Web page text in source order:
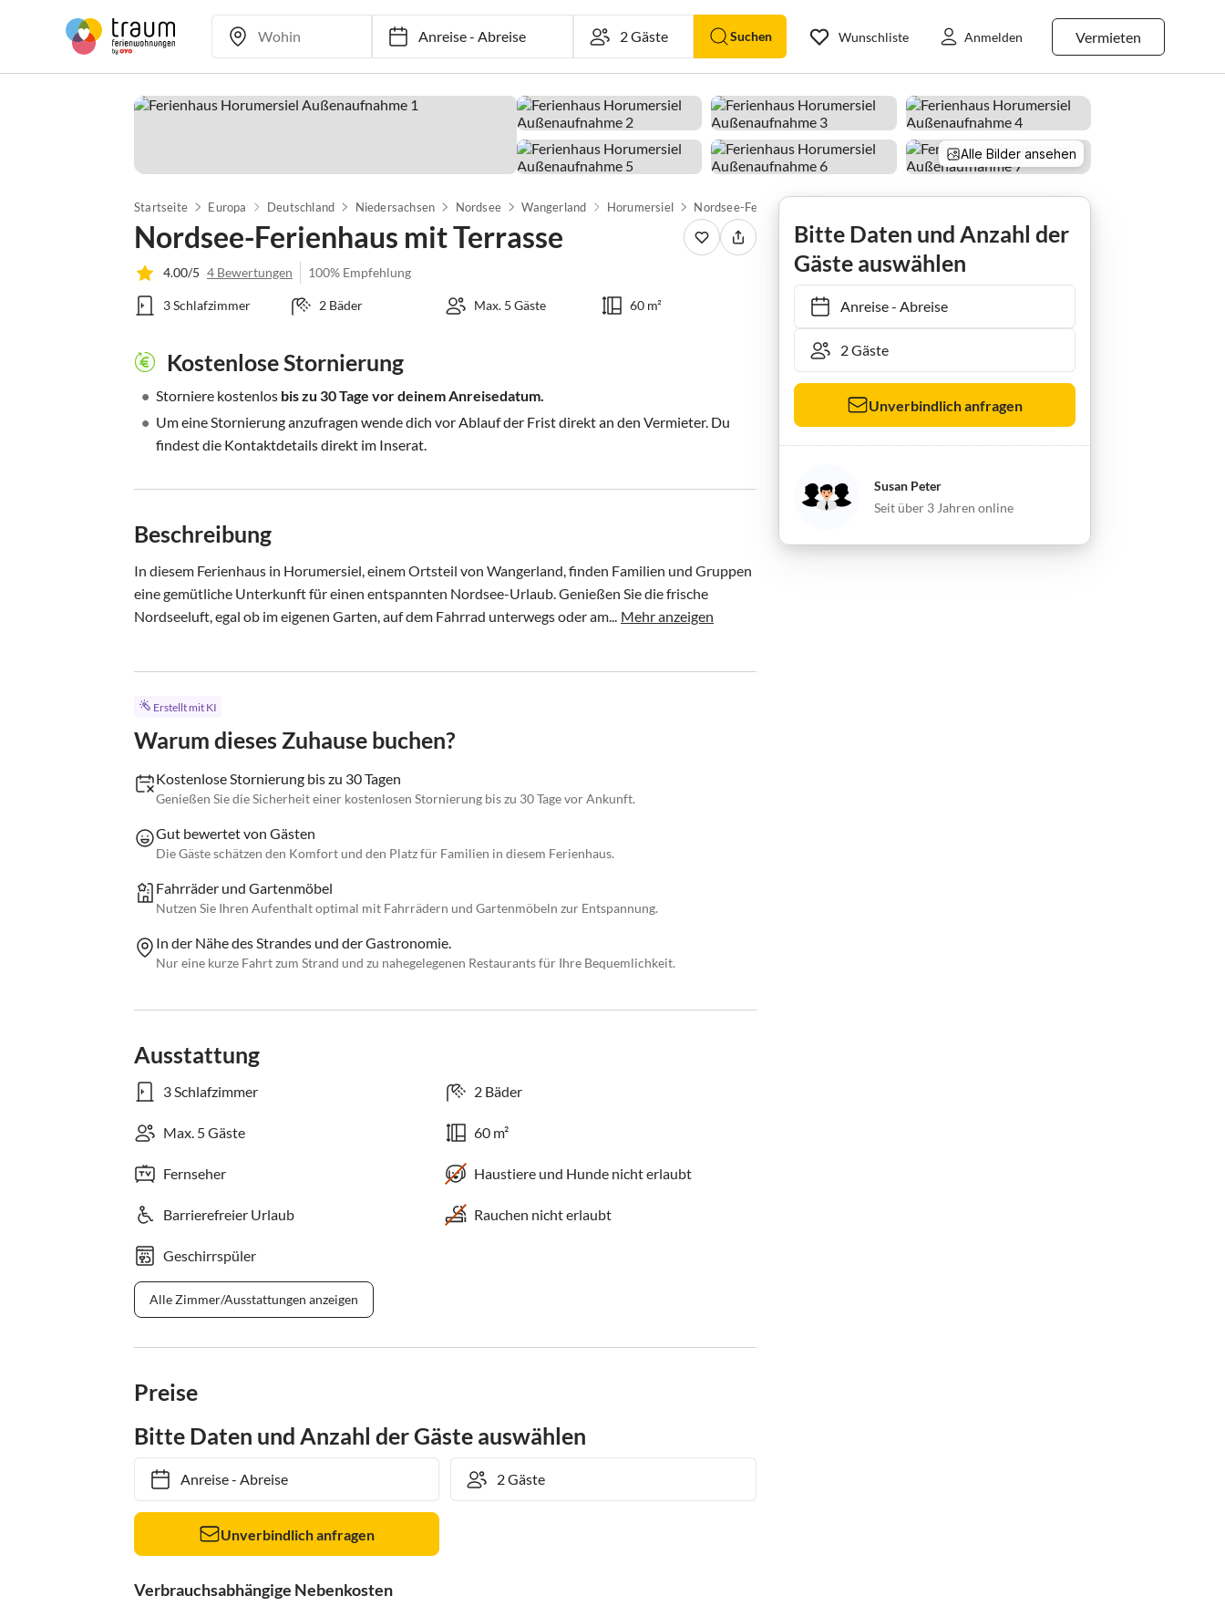
Anreise-Abreise Suchen Vermieten
Wunschliste Anmelden
Alle Bilder ansehen
Startseite Europa Deutschland Niedersachsen Nordsee Wangerland Horumersiel Nordsee-Ferienhaus mit Terrasse
Nordsee-Ferienhaus mit Terrasse
4.00/5 4 Bewertungen 100% Empfehlung
3 Schlafzimmer 2 Bäder Max. 5 Gäste 60 m²
Kostenlose Stornierung
• Storniere kostenlos bis zu 30 Tage vor deinem Anreisedatum.
• Um eine Stornierung anzufragen wende dich vor Ablauf der Frist direkt an den Vermieter. Du
findest die Kontaktdetails direkt im Inserat.
Beschreibung
In diesem Ferienhaus in Horumersiel, einem Ortsteil von Wangerland, finden Familien und Gruppen
eine gemütliche Unterkunft für einen entspannten Nordsee-Urlaub. Genießen Sie die frische
Nordseeluft, egal ob im eigenen Garten, auf dem Fahrrad unterwegs oder am... Mehr anzeigen
Erstellt mit KI
Warum dieses Zuhause buchen?
Kostenlose Stornierung bis zu 30 Tagen
Genießen Sie die Sicherheit einer kostenlosen Stornierung bis zu 30 Tage vor Ankunft.
Gut bewertet von Gästen
Die Gäste schätzen den Komfort und den Platz für Familien in diesem Ferienhaus.
Fahrräder und Gartenmöbel
Nutzen Sie Ihren Aufenthalt optimal mit Fahrrädern und Gartenmöbeln zur Entspannung.
In der Nähe des Strandes und der Gastronomie.
Nur eine kurze Fahrt zum Strand und zu nahegelegenen Restaurants für Ihre Bequemlichkeit.
Ausstattung
3 Schlafzimmer 2 Bäder
Max. 5 Gäste 60 m²
Fernseher Haustiere und Hunde nicht erlaubt
Barrierefreier Urlaub Rauchen nicht erlaubt
Geschirrspüler
Alle Zimmer/Ausstattungen anzeigen
Preise
Bitte Daten und Anzahl der Gäste auswählen
Anreise- Abreise
Unverbindlich anfragen
Verbrauchsabhängige Nebenkosten
Bitte Daten und Anzahl der
Gäste auswählen
Anreise- Abreise
Unverbindlich anfragen
Susan Peter
Seit über 3 Jahren online